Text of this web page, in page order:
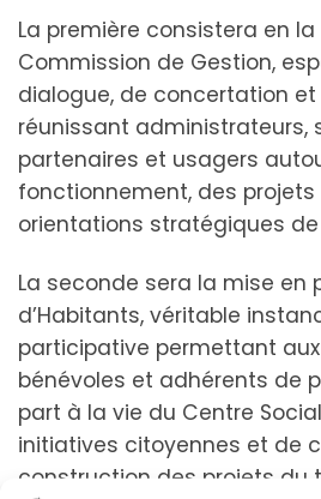
La première consistera en la
Commission de Gestion,
dialogue, de concertation
réunissant administrateurs,
partenaires et usagers
fonctionnement, des
orientations stratégiques de
La seconde sera la mise en
d’Habitants, véritable
participative permettant
bénévoles et adhérents de
part à la vie du Centre
initiatives citoyennes et de
construction des projets du